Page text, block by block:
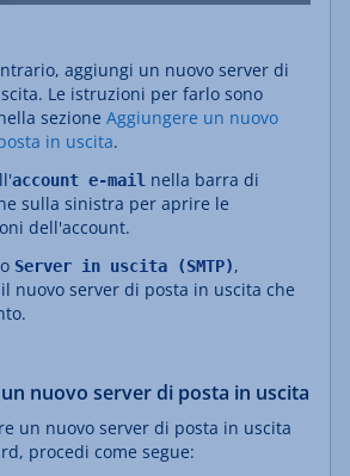
aggiungi un nuovo server di
Le istruzioni per farlo sono
sezione Aggiungere un nuovo
in uscita.
account e-mail nella barra di
sulla sinistra per aprire le
dell'account.
Server in uscita (SMTP),
nuovo server di posta in uscita che
nuovo server di posta in uscita
un nuovo server di posta in uscita
procedi come segue: